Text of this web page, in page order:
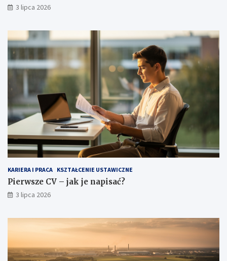
3 lipca 2026
KARIERA I PRACA KSZTAŁCENIE USTAWICZNE
Pierwsze CV – jak je napisać?
3 lipca 2026